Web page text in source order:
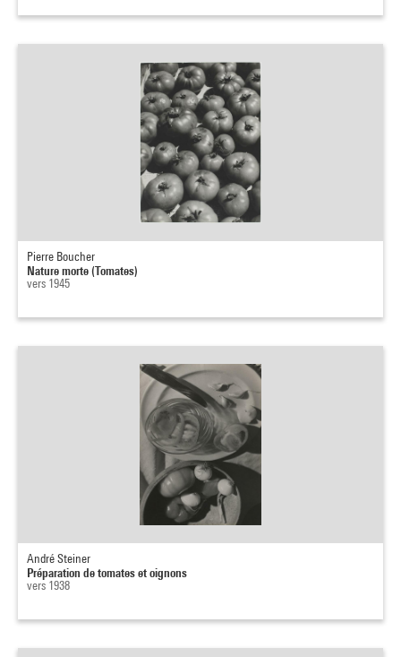
Pierre Boucher
Nature morte (Tomates)
vers 1945
André Steiner
Préparation de tomates et oignons
vers 1938